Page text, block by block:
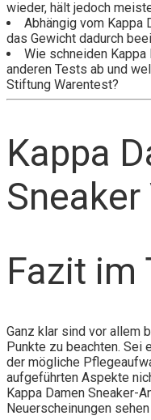
wieder, hält jedoch
Abhängig vom Kappa
das Gewicht dadurch
Wie schneiden
anderen Tests ab und
Stiftung Warentest?
Kappa
Fazit im
Ganz klar sind vor allem
Punkte zu beachten. Sei
der mögliche
aufgeführten Aspekte
Kappa Damen Sneaker-
Neuerscheinungen